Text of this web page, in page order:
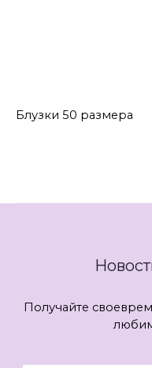
Блузки 50 размера
Получайте